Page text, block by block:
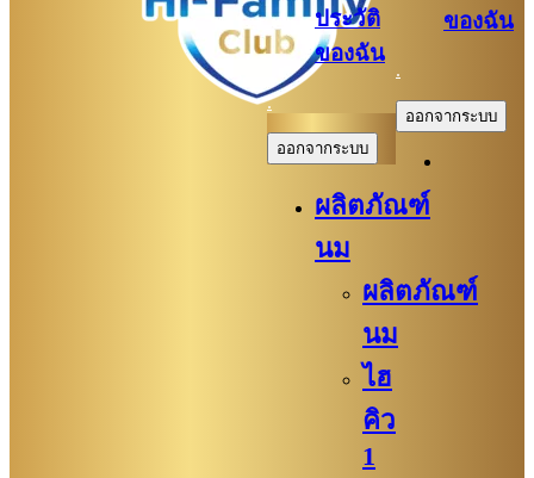
ประวัติ
ของฉัน
.
ออกจากระบบ
ผลิตภัณฑ์
นม
ผลิตภัณฑ์
นม
ไฮ
คิว
1
ของฉัน
.
ออกจากระบบ